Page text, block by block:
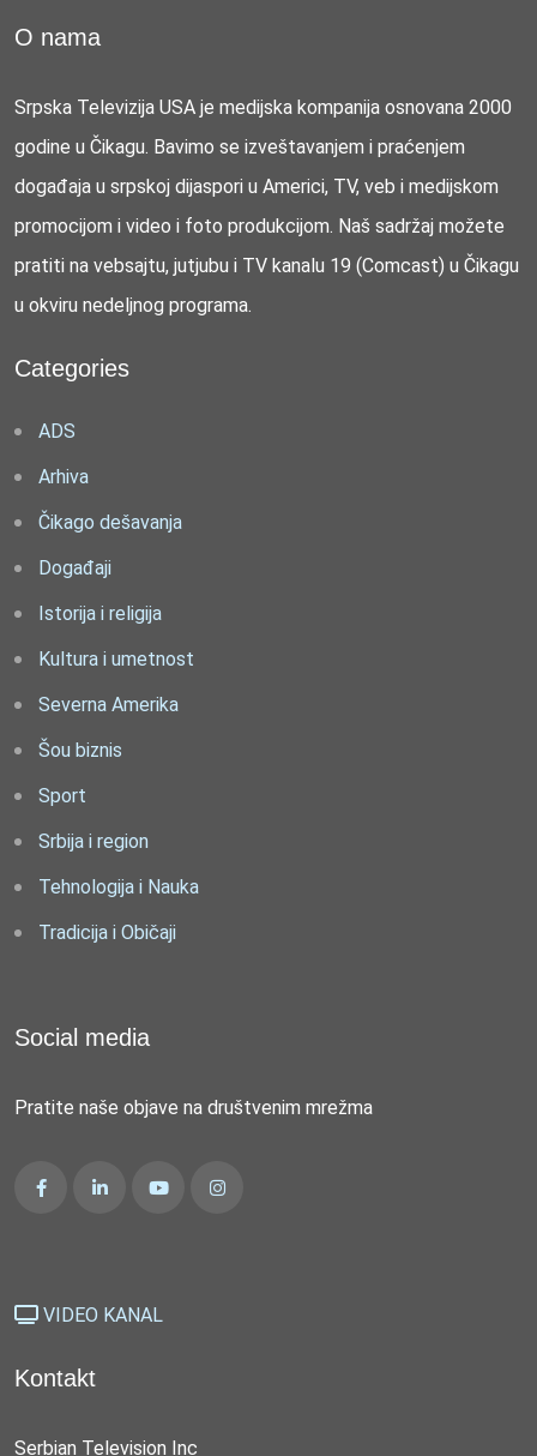
O nama
Srpska Televizija USA je medijska kompanija osnovana 2000
godine u Čikagu. Bavimo se izveštavanjem i praćenjem
događaja u srpskoj dijaspori u Americi, TV, veb i medijskom
promocijom i video i foto produkcijom. Naš sadržaj možete
pratiti na vebsajtu, jutjubu i TV kanalu 19 (Comcast) u Čikagu
u okviru nedeljnog programa.
Categories
ADS
Arhiva
Čikago dešavanja
Događaji
Istorija i religija
Kultura i umetnost
Severna Amerika
Šou biznis
Sport
Srbija i region
Tehnologija i Nauka
Tradicija i Običaji
Social media
Pratite naše objave na društvenim mrežma
VIDEO KANAL
Kontakt
Serbian Television Inc